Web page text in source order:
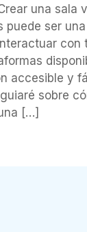
una sala
puede ser
con
accesible y
sobre
[…]